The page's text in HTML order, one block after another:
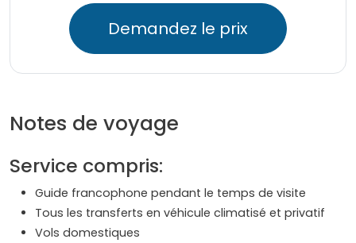
Demandez le prix
Notes de voyage
Service compris:
Guide francophone pendant le temps de visite
Tous les transferts en véhicule climatisé et privatif
Vols domestiques